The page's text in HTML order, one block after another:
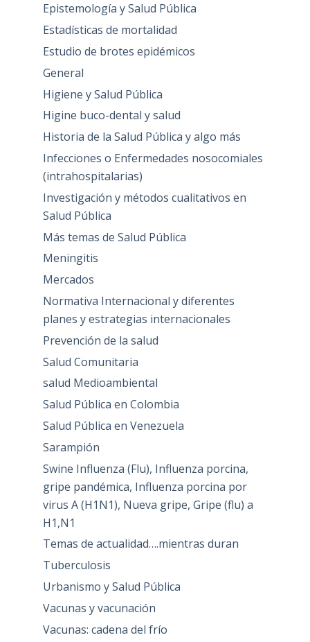
Epistemología y Salud Pública
Estadísticas de mortalidad
Estudio de brotes epidémicos
General
Higiene y Salud Pública
Higine buco-dental y salud
Historia de la Salud Pública y algo más
Infecciones o Enfermedades nosocomiales
(intrahospitalarias)
Investigación y métodos cualitativos en
Salud Pública
Más temas de Salud Pública
Meningitis
Mercados
Normativa Internacional y diferentes
planes y estrategias internacionales
Prevención de la salud
Salud Comunitaria
salud Medioambiental
Salud Pública en Colombia
Salud Pública en Venezuela
Sarampión
Swine Influenza (Flu), Influenza porcina,
gripe pandémica, Influenza porcina por
virus A (H1N1), Nueva gripe, Gripe (flu) a
H1,N1
Temas de actualidad….mientras duran
Tuberculosis
Urbanismo y Salud Pública
Vacunas y vacunación
Vacunas: cadena del frío